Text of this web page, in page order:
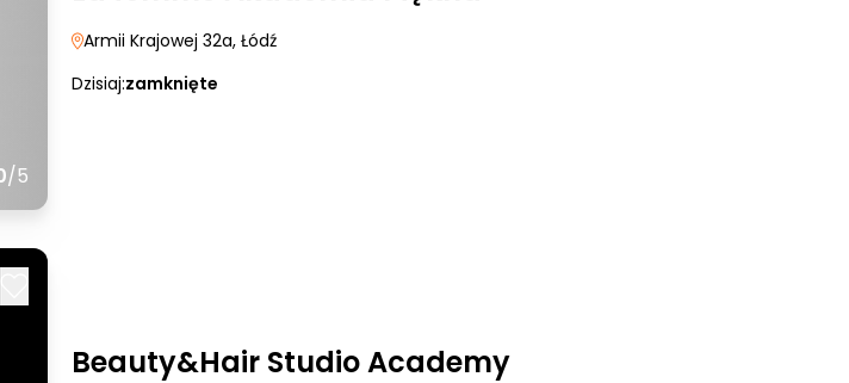
/5
Armii Krajowej 32a, Łódź
Dzisiaj:zamknięte
Beauty&Hair Studio Academy